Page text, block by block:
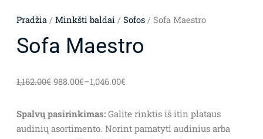
Pradžia/ Minkšti baldai/ Sofos/ Sofa Maestro
Sofa Maestro
1,162.00€ 988.00€–1,046.00€
Spalvų pasirinkimas:Galite rinktis iš itin plataus
audinių asortimento. Norint pamatyti audinius arba